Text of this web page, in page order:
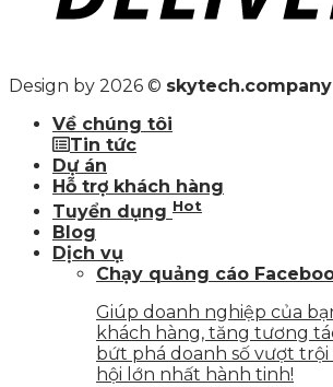
Design by 2026 © skytech.company
Về chúng tôi
Tin tức
Dự án
Hỗ trợ khách hàng
Tuyển dụng Hot
Blog
Dịch vụ
Chạy quảng cáo
Giúp doanh nghiệp của
khách hàng, tăng tương
bứt phá doanh số vượt
hội lớn nhất hành tinh!